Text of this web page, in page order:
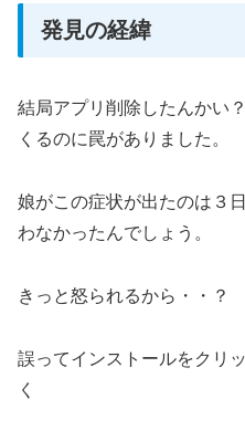
発見の経緯
結局アプリ削除したんかい
くるのに罠がありました。
娘がこの症状が出たのは３
わなかったんでしょう。
きっと怒られるから・・？
誤ってインストールをクリ
く